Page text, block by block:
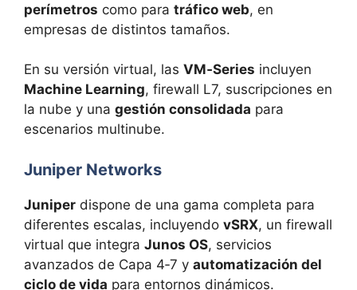
perímetros como para tráfico web, en
empresas de distintos tamaños.
En su versión virtual, las VM‑Series incluyen
Machine Learning, firewall L7, suscripciones en
la nube y una gestión consolidada para
escenarios multinube.
Juniper Networks
Juniper dispone de una gama completa para
diferentes escalas, incluyendo vSRX, un firewall
virtual que integra Junos OS, servicios
avanzados de Capa 4‑7 y automatización del
ciclo de vida para entornos dinámicos.